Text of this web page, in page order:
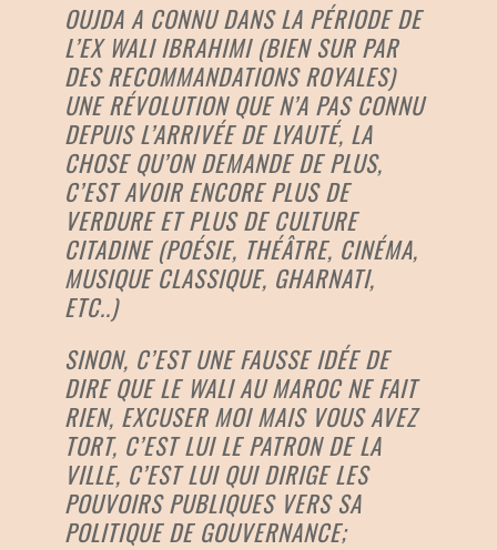
OUJDA A CONNU DANS LA PÉRIODE DE
L’EX WALI IBRAHIMI (BIEN SUR PAR
DES RECOMMANDATIONS ROYALES)
UNE RÉVOLUTION QUE N’A PAS CONNU
DEPUIS L’ARRIVÉE DE LYAUTÉ, LA
CHOSE QU’ON DEMANDE DE PLUS,
C’EST AVOIR ENCORE PLUS DE
VERDURE ET PLUS DE CULTURE
CITADINE (POÉSIE, THÉÂTRE, CINÉMA,
MUSIQUE CLASSIQUE, GHARNATI,
ETC..)
SINON, C’EST UNE FAUSSE IDÉE DE
DIRE QUE LE WALI AU MAROC NE FAIT
RIEN, EXCUSER MOI MAIS VOUS AVEZ
TORT, C’EST LUI LE PATRON DE LA
VILLE, C’EST LUI QUI DIRIGE LES
POUVOIRS PUBLIQUES VERS SA
POLITIQUE DE GOUVERNANCE;